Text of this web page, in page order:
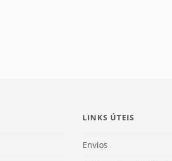
LINKS ÚTEIS
Envios